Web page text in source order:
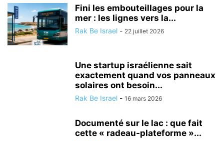
Fini les embouteillages pour la
mer : les lignes vers la...
Rak Be Israel - 22 juillet 2026
Une startup israélienne sait
exactement quand vos panneaux
solaires ont besoin...
Rak Be Israel - 16 mars 2026
Documenté sur le lac : que fait
cette « radeau-plateforme »...